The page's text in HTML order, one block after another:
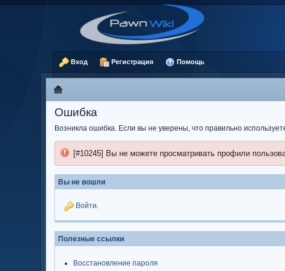
Вход Регистрация Помощь
Ошибка
Возникла ошибка. Если вы не уверены, что правильно
[#10245] Вы не можете просматривать профили
Вы не вошли
Войти.
Полезные ссылки
Восстановление пароля